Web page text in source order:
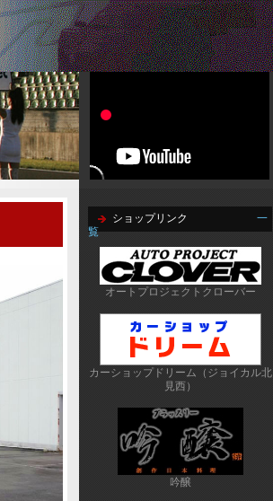
ショップリンク
一
覧
オートプロジェクトクローバー
カーショップドリーム（ジョイカル北
見西）
吟醸